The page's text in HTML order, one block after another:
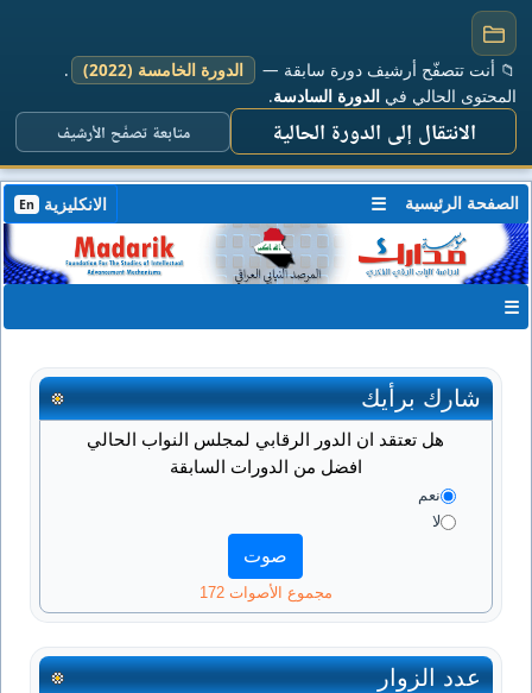
📁 أنت تتصفّح أرشيف دورة سابقة — الدورة الخامسة (2022)
.
المحتوى الحالي في الدورة السادسة.
الانتقال إلى الدورة الحالية متابعة تصفّح الأرشيف
الصفحة الرئيسية ☰ الانكليزية En
☰
شارك برأيك
هل تعتقد ان الدور الرقابي لمجلس النواب الحالي
افضل من الدورات السابقة
نعم
لا
مجموع الأصوات 172
عدد الزوار